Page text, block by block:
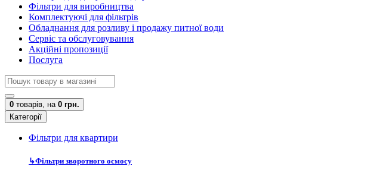
Фільтри для виробництва
Комплектуючі для фільтрів
Обладнання для розливу і продажу питної води
Сервіс та обслуговування
Акційні пропозиції
Послуга
0 товарів, на 0 грн.
Категорії
Фільтри для квартири
↳Фільтри зворотного осмосу